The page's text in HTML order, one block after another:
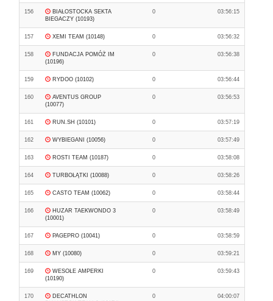
156
BIAŁOSTOCKA SEKTA
BIEGACZY (10193)
0 03:56:15
157 XEMI TEAM (10148) 0 03:56:32
158
FUNDACJA POMÓŻ IM
(10196)
0 03:56:38
159 RYDOO (10102) 0 03:56:44
160
AVENTUS GROUP
(10077)
0 03:56:53
161 RUN.SH (10101) 0 03:57:19
162 WYBIEGANI (10056) 0 03:57:49
163 ROSTI TEAM (10187) 0 03:58:08
164 TURBOŁĄTKI (10088) 0 03:58:26
165 CASTO TEAM (10062) 0 03:58:44
166
HUZAR TAEKWONDO 3
(10001)
0 03:58:49
167 PAGEPRO (10041) 0 03:58:59
168 MY (10080) 0 03:59:21
169
WESOŁE AMPERKI
(10190)
0 03:59:43
170
DECATHLON
0 04:00:07